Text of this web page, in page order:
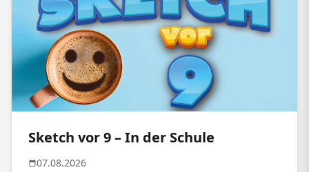
Sketch vor 9 – In der Schule
07.08.2026